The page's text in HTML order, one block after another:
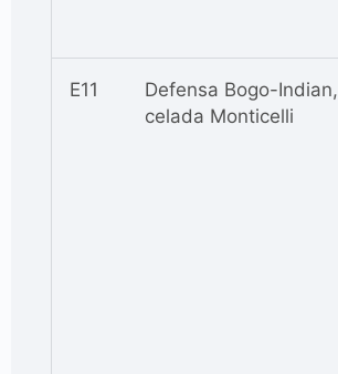
E11
Defensa Bogo-Indian,
celada Monticelli